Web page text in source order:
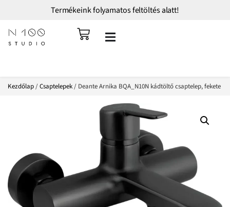
Termékeink folyamatos feltöltés alatt!
Kezdőlap/Csaptelepek/ Deante Arnika BQA_N10N kádtöltő csaptelep, fekete